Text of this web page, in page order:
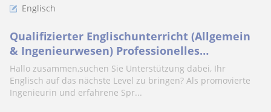
Englisch
Qualifizierter Englischunterricht (Allgemein
& Ingenieurwesen) Professionelles
Englischtraining mit 50 % Rabatt!
Hallo zusammen,suchen Sie Unterstützung dabei, Ihr
Englisch auf das nächste Level zu bringen? Als promovierte
Ingenieurin und erfahrene Spr...